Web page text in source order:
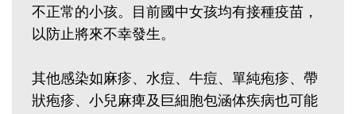
不正常的小孩。目前國中女孩均有接種疫苗，
以防止將來不幸發生。
其他感染如麻疹、水痘、牛痘、單純疱疹、帶
狀疱疹、小兒麻痺及巨細胞包涵体疾病也可能